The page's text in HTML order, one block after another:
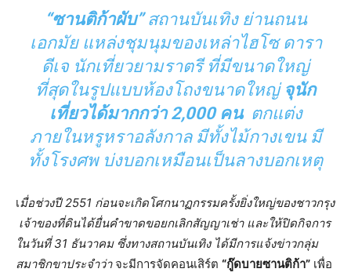
“ซานติก้าผับ”สถานบันเทิง ย่านถนน
เอกมัย แหล่งชุมนุมของเหล่าไฮโซ ดารา
ดีเจ นักเที่ยวยามราตรี ที่มีขนาดใหญ่
ที่สุดในรูปแบบห้องโถงขนาดใหญ่จุนัก
เที่ยวได้มากกว่า 2,000 คนตกแต่ง
ภายในหรูหราอลังกาล มีทั้งไม้กางเขน มี
ทั้งโรงศพ บ่งบอกเหมือนเป็นลางบอกเหตุ
เมื่อช่วงปี 2551 ก่อนจะเกิดโศกนาฏกรรมครั้งยิ่งใหญ่ของชาวกรุง
เจ้าของที่ดินได้ยื่นคำขาดขอยกเลิกสัญญาเช่า และให้ปิดกิจการ
ในวันที่ 31 ธันวาคม ซึ่งทางสถานบันเทิง ได้มีการแจ้งข่าวกลุ่ม
สมาชิกขาประจำว่าจะมีการจัดคอนเสิร์ต “กู๊ดบายซานติก้า” เพื่อ